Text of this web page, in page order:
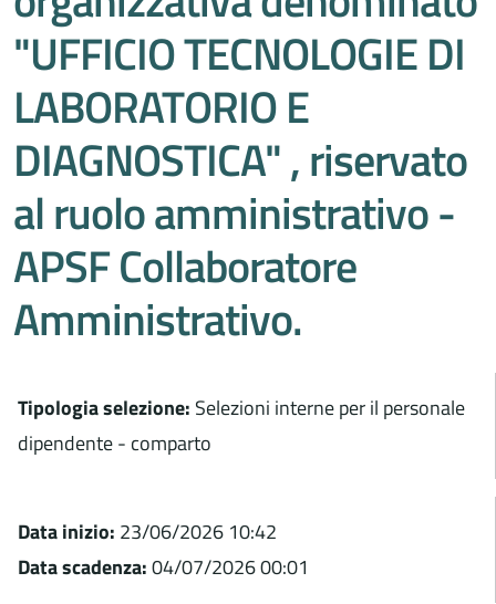
"UFFICIO TECNOLOGIE DI
LABORATORIO E
DIAGNOSTICA" , riservato
al ruolo amministrativo -
APSF Collaboratore
Amministrativo.
Tipologia selezione: Selezioni interne per il personale
dipendente - comparto
Data inizio: 23/06/2026 10:42
Data scadenza:04/07/2026 00:01